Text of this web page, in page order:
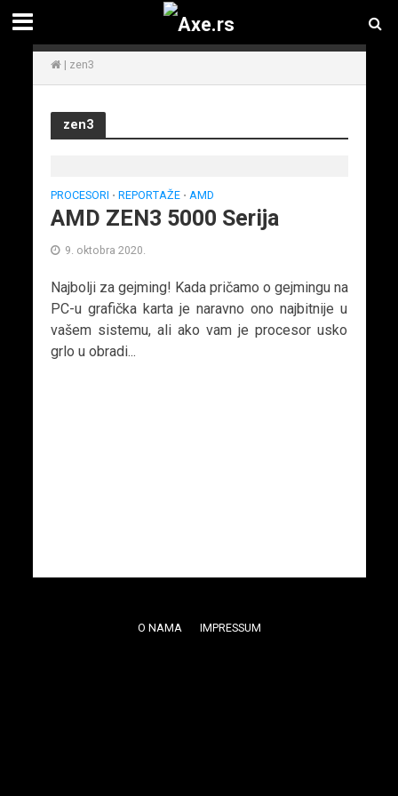
| zen3
zen3
PROCESORI • REPORTAŽE • AMD
AMD ZEN3 5000 Serija
9. oktobra 2020.
Najbolji za gejming! Kada pričamo o gejmingu na
PC-u grafička karta je naravno ono najbitnije u
vašem sistemu, ali ako vam je procesor usko
grlo u obradi...
O NAMA IMPRESSUM